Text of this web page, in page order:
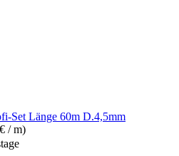
Set Länge 60m D.4,5mm
/ m)